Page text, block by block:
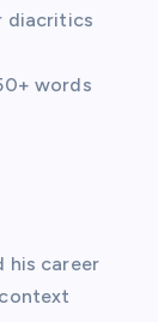
diacritics
words
his career